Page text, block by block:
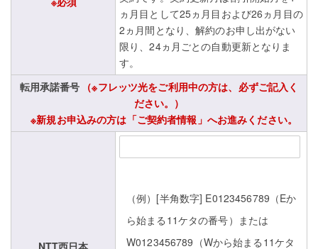
ヵ月目として25ヵ月目および26ヵ月目の
2ヵ月間となり、解約のお申し出がない
限り、24ヵ月ごとの自動更新となりま
す。
転用承諾番号 （※フレッツ光をご利用中の方は、必ずご記入く
ださい。）
※新規お申込みの方は「ご契約者情報」へお進みください。
（例）[半角数字] E0123456789（Eか
ら始まる11ケタの番号）または
W0123456789（Wから始まる11ケタ